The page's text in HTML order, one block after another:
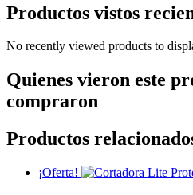
Productos vistos
No recently viewed products to
Quienes vieron este
compraron
Productos
¡Oferta!